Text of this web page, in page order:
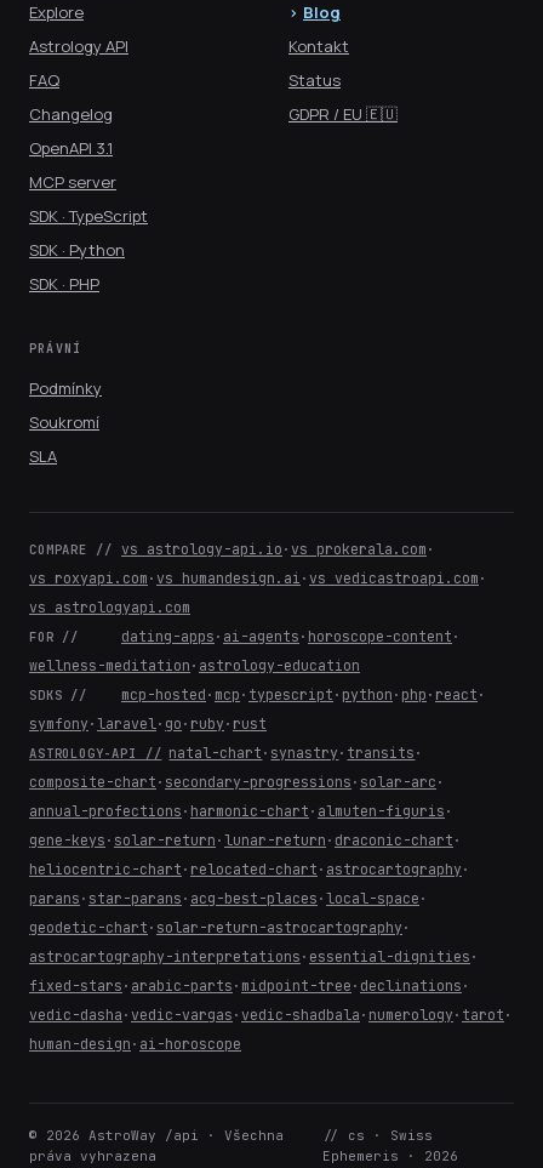
Explore
Astrology API
FAQ
Changelog
OpenAPI 3.1
MCP server
SDK · TypeScript
SDK · Python
SDK · PHP
Blog
Kontakt
Status
GDPR / EU 🇪🇺
PRÁVNÍ
Podmínky
Soukromí
SLA
COMPARE // vs astrology-api.io · vs prokerala.com ·
vs roxyapi.com · vs humandesign.ai · vs vedicastroapi.com ·
vs astrologyapi.com
FOR // dating-apps · ai-agents · horoscope-content ·
wellness-meditation · astrology-education
SDKS // mcp-hosted · mcp · typescript · python · php · react ·
symfony · laravel· go · ruby · rust
ASTROLOGY-API // natal-chart · synastry · transits ·
composite-chart · secondary-progressions · solar-arc ·
annual-profections · harmonic-chart · almuten-figuris ·
gene-keys · solar-return · lunar-return · draconic-chart ·
heliocentric-chart · relocated-chart · astrocartography ·
parans · star-parans · acg-best-places · local-space ·
geodetic-chart · solar-return-astrocartography ·
astrocartography-interpretations · essential-dignities ·
fixed-stars · arabic-parts · midpoint-tree · declinations ·
vedic-dasha · vedic-vargas · vedic-shadbala · numerology · tarot ·
human-design · ai-horoscope
© 2026 AstroWay /api · Všechna
práva vyhrazena
// cs · Swiss
Ephemeris · 2026